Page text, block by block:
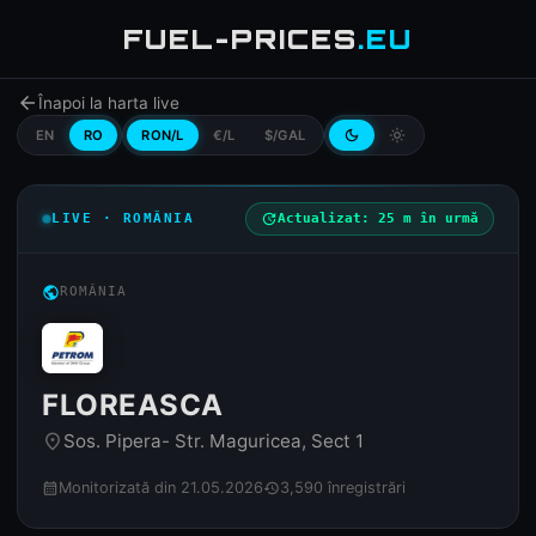
FUEL-PRICES.EU
arrow_backÎnapoi la harta live
EN RO RON/L €/L $/GAL dark_mode light_mode
LIVE · ROMÂNIA updateActualizat: 25 m în urmă
publicROMÂNIA
FLOREASCA
place Sos. Pipera- Str. Maguricea, Sect 1
calendar_month Monitorizată din 21.05.2026history3,590 înregistrări